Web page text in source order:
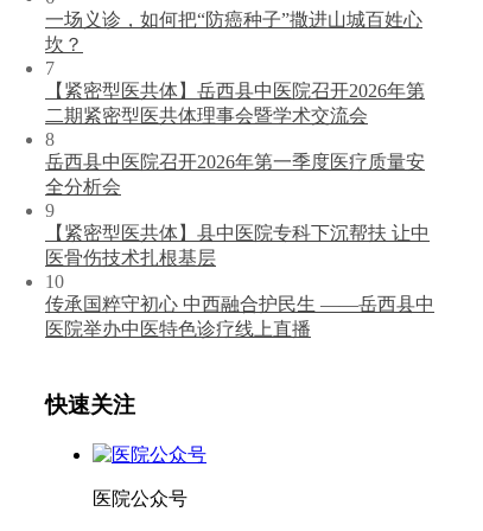
一场义诊，如何把“防癌种子”撒进山城百姓心
坎？
7
【紧密型医共体】岳西县中医院召开2026年第
二期紧密型医共体理事会暨学术交流会
8
岳西县中医院召开2026年第一季度医疗质量安
全分析会
9
【紧密型医共体】县中医院专科下沉帮扶 让中
医骨伤技术扎根基层
10
传承国粹守初心 中西融合护民生 ——岳西县中
医院举办中医特色诊疗线上直播
快速关注
医院公众号